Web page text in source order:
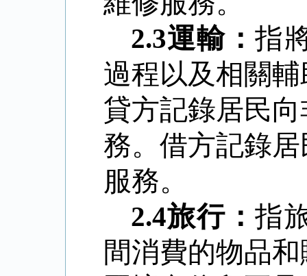
2.3運輸：指
過程以及相關
貸方記錄居民
務。借方記錄
服務。
2.4旅行：指
間消費的物品